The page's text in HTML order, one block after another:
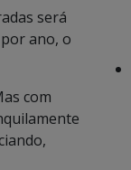
será
ano, o
com